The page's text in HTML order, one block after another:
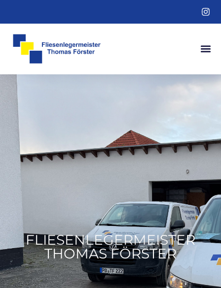
FLIESENLEGERMEISTER
THOMAS FÖRSTER